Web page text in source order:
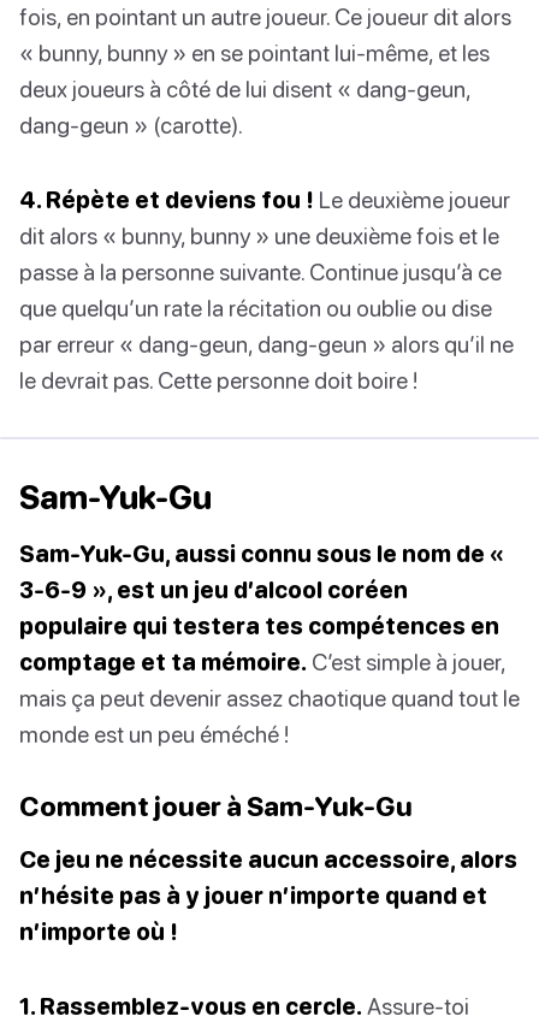
fois, en pointant un autre joueur. Ce joueur dit alors
« bunny, bunny » en se pointant lui-même, et les
deux joueurs à côté de lui disent « dang-geun,
dang-geun » (carotte).
4. Répète et deviens fou ! Le deuxième joueur
dit alors « bunny, bunny » une deuxième fois et le
passe à la personne suivante. Continue jusqu’à ce
que quelqu’un rate la récitation ou oublie ou dise
par erreur « dang-geun, dang-geun » alors qu’il ne
le devrait pas. Cette personne doit boire !
Sam-Yuk-Gu
Sam-Yuk-Gu, aussi connu sous le nom de «
3-6-9 », est un jeu d’alcool coréen
populaire qui testera tes compétences en
comptage et ta mémoire. C’est simple à jouer,
mais ça peut devenir assez chaotique quand tout le
monde est un peu éméché !
Comment jouer à Sam-Yuk-Gu
Ce jeu ne nécessite aucun accessoire, alors
n’hésite pas à y jouer n’importe quand et
n’importe où !
1. Rassemblez-vous en cercle. Assure-toi